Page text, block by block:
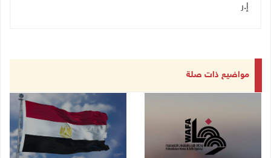
إ.ر
مواضيع ذات صلة